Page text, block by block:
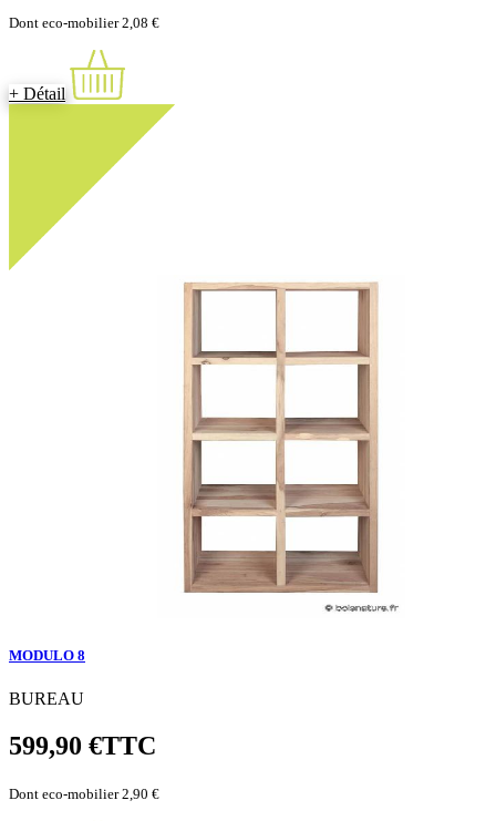
Dont eco-mobilier 2,08 €
+ Détail
MODULO 8
BUREAU
599,90 €TTC
Dont eco-mobilier 2,90 €